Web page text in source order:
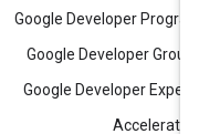
Google Developer
Google Developer
Google Developer